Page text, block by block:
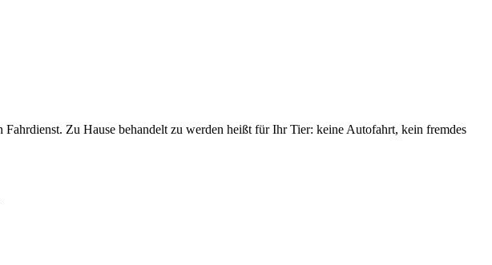
Zu Hause behandelt zu werden heißt für Ihr Tier: keine Autofahrt, kein fremdes